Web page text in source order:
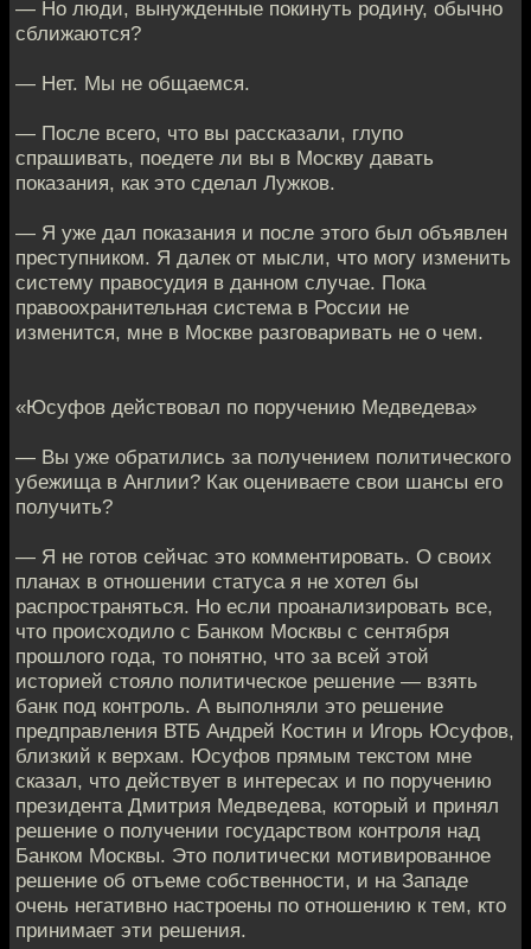
— Но люди, вынужденные покинуть родину, обычно
сближаются?
— Нет. Мы не общаемся.
— После всего, что вы рассказали, глупо
спрашивать, поедете ли вы в Москву давать
показания, как это сделал Лужков.
— Я уже дал показания и после этого был объявлен
преступником. Я далек от мысли, что могу изменить
систему правосудия в данном случае. Пока
правоохранительная система в России не
изменится, мне в Москве разговаривать не о чем.
«Юсуфов действовал по поручению Медведева»
— Вы уже обратились за получением политического
убежища в Англии? Как оцениваете свои шансы его
получить?
— Я не готов сейчас это комментировать. О своих
планах в отношении статуса я не хотел бы
распространяться. Но если проанализировать все,
что происходило с Банком Москвы с сентября
прошлого года, то понятно, что за всей этой
историей стояло политическое решение — взять
банк под контроль. А выполняли это решение
предправления ВТБ Андрей Костин и Игорь Юсуфов,
близкий к верхам. Юсуфов прямым текстом мне
сказал, что действует в интересах и по поручению
президента Дмитрия Медведева, который и принял
решение о получении государством контроля над
Банком Москвы. Это политически мотивированное
решение об отъеме собственности, и на Западе
очень негативно настроены по отношению к тем, кто
принимает эти решения.